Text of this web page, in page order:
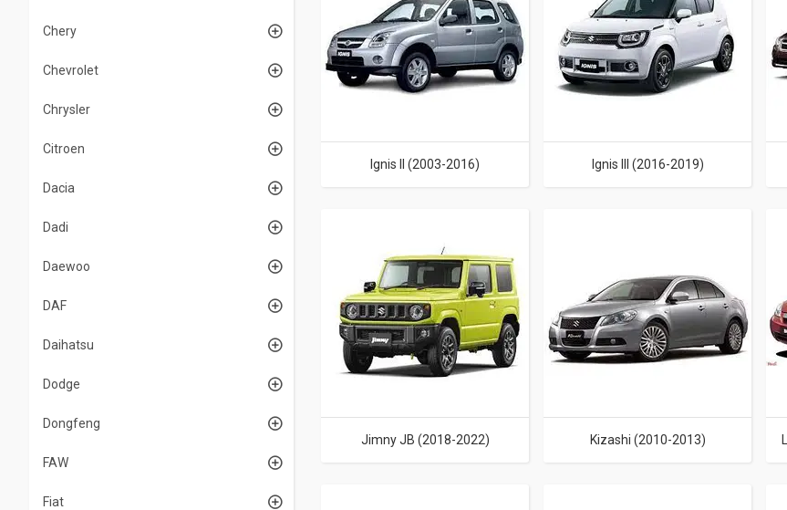
Ignis II (2003-2016) Ignis III (2016-2019)
Jimny JB (2018-2022) Kizashi (2010-2013)
Chery
Chevrolet
Chrysler
Citroen
Dacia
Dadi
Daewoo
DAF
Daihatsu
Dodge
Dongfeng
FAW
Fiat